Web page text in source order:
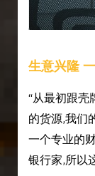
生意兴隆
“从最初跟壳
的货源,我们
一个专业的
银行家,所以